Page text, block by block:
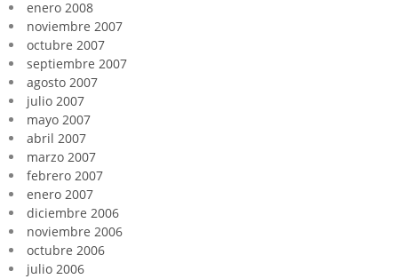
enero 2008
noviembre 2007
octubre 2007
septiembre 2007
agosto 2007
julio 2007
mayo 2007
abril 2007
marzo 2007
febrero 2007
enero 2007
diciembre 2006
noviembre 2006
octubre 2006
julio 2006